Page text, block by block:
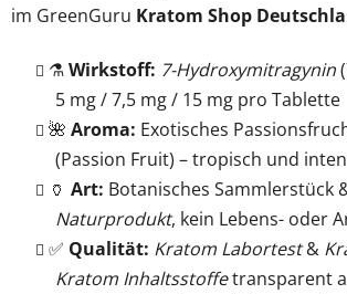
im GreenGuru Kratom Shop
⚗️Wirkstoff: 7-Hydroxymitragynin
5 mg / 7,5 mg / 15 mg pro Tablette
🌺 Aroma: Exotisches
(Passion Fruit) – tropisch und
🏺 Art: Botanisches Sammlerstück
Naturprodukt, kein Lebens- oder
✅ Qualität: Kratom Labortest&
Kratom Inhaltsstoffetransparent